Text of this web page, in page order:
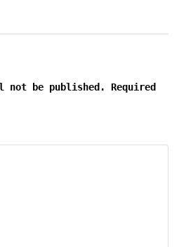
not be published.
Required